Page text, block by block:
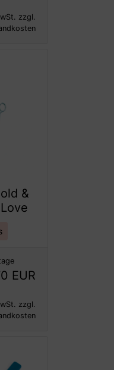
zzgl.
&
EUR
zzgl.